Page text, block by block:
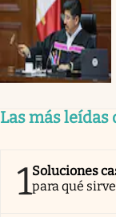
Las más leídas
1Soluciones
para qué